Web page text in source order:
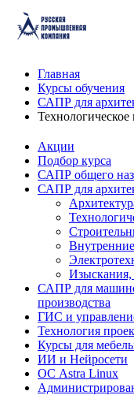
Главная
Курсы обучения
САПР для
Акции
Подбор курса
САПР общего
САПР для
САПР для
производства
ГИС и
Технология
Курсы для
ИИ и Нейросети
ОС Astra Linux